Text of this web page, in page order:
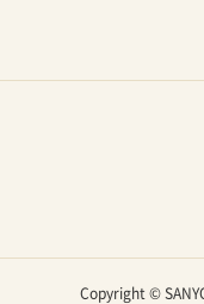
Copyright ©